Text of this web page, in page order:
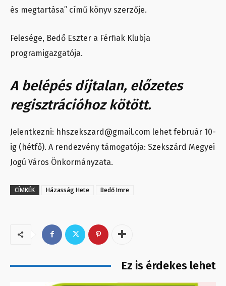
és megtartása” című könyv szerzője.
Felesége, Bedő Eszter a Férfiak Klubja
programigazgatója.
A belépés díjtalan, előzetes
regisztrációhoz kötött.
Jelentkezni: hhszekszard@gmail.com lehet február 10-
ig (hétfő). A rendezvény támogatója: Szekszárd Megyei
Jogú Város Önkormányzata.
CÍMKÉK Házasság Hete Bedő Imre
Ez is érdekes lehet